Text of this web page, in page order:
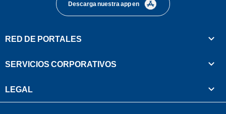
Descarga nuestra app en
RED DE PORTALES
SERVICIOS CORPORATIVOS
LEGAL